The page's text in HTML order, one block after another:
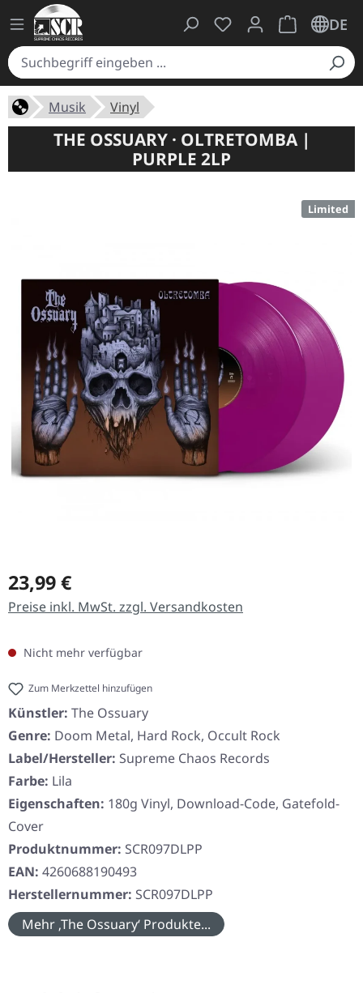
Du hast 0 Produkte
Warenkorb
DE
Musik Vinyl
THE OSSUARY · OLTRETOMBA |
PURPLE 2LP
Limited
Regulärer Preis:
23,99 €
Preise inkl. MwSt. zzgl. Versandkosten
Nicht mehr verfügbar
Zum Merkzettel hinzufügen
Künstler: The Ossuary
Genre: Doom Metal, Hard Rock, Occult Rock
Label/Hersteller: Supreme Chaos Records
Farbe: Lila
Eigenschaften: 180g Vinyl, Download-Code, Gatefold-
Cover
Produktnummer: SCR097DLPP
EAN: 4260688190493
Herstellernummer: SCR097DLPP
Mehr ‚The Ossuary‘ Produkte...